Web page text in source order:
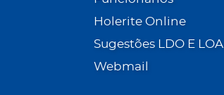
Holerite Online
Sugestões LDO E LOA
Webmail